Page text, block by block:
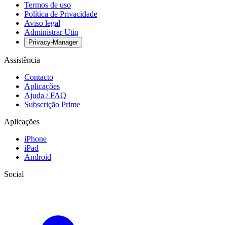
Termos de uso
Política de Privacidade
Aviso legal
Administrar Utiq
Privacy-Manager
Assistência
Contacto
Aplicações
Ajuda / FAQ
Subscrição Prime
Aplicações
iPhone
iPad
Android
Social